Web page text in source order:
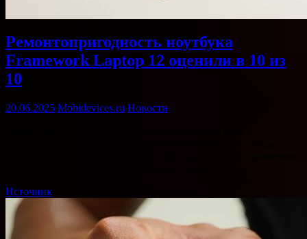
Ремонтопригодность ноутбука
Framework Laptop 12 оценили в 10 из
10
20.06.2025 Mobidevices.ru Новости
Источник